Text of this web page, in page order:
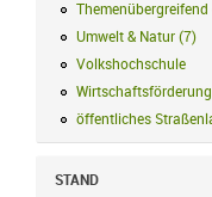
Themenübergreifend
Umwelt & Natur (7)
Volkshochschule
Wirtschaftsförderung
öffentliches
STAND